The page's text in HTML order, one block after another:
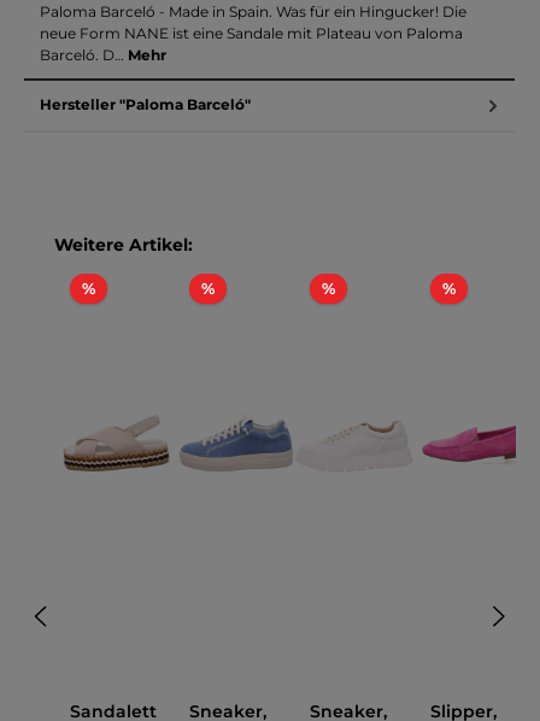
Paloma Barceló - Made in Spain. Was für ein Hingucker! Die
neue Form NANE ist eine Sandale mit Plateau von Paloma
Barceló. D… Mehr
Hersteller "Paloma Barceló"
Produktgalerie überspringen
Weitere Artikel:
%Rabatt
Sandalett
%Rabatt
Sneaker,
%Rabatt
Sneaker,
%Rabatt
Slipper,